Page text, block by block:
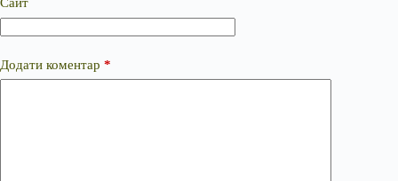
Додати коментар *